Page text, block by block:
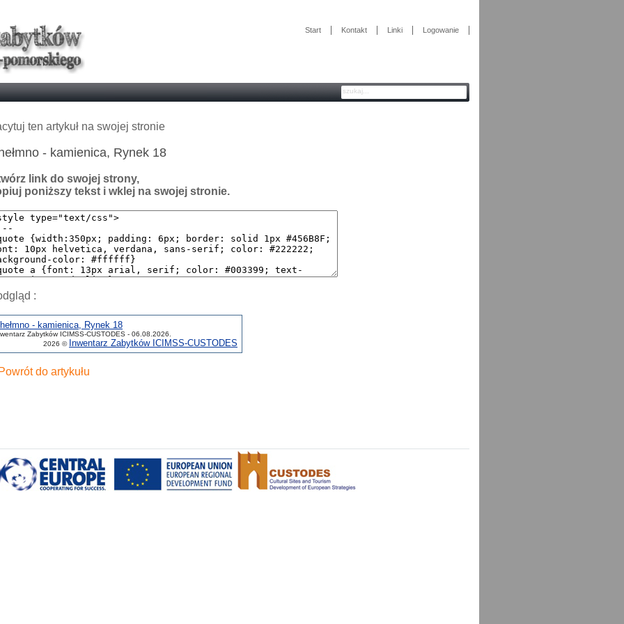
Start Kontakt Linki Logowanie
ten artykuł na swojej stronie
- kamienica, Rynek 18
link do swojej strony,
poniższy tekst i wklej na swojej stronie.
:
- kamienica, Rynek 18
Zabytków ICIMSS-CUSTODES - 06.08.2026.
2026 © Inwentarz Zabytków ICIMSS-CUSTODES
do artykułu